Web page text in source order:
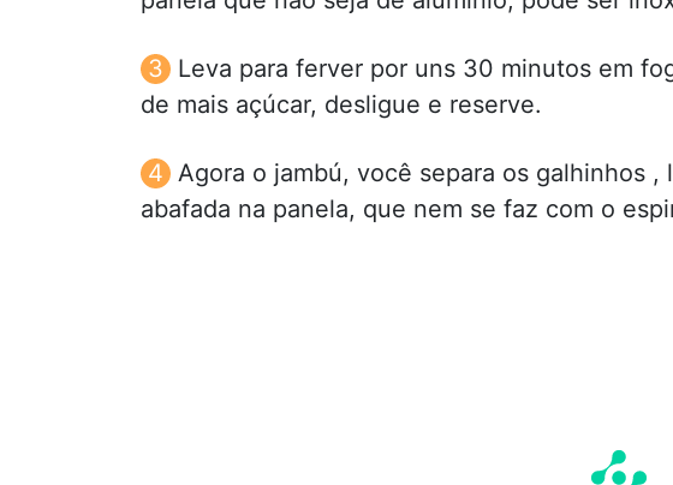
Leva para ferver por uns 30 minutos em
de mais açúcar, desligue e reserve.
Agora o jambú, você separa os galhinhos
abafada na panela, que nem se faz com o